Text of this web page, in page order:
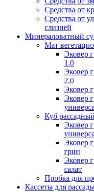
Средства от
Средства от
слизней
Минераловатный
Мат
Эковер
1.0
Эковер
2.0
Эковер
Эковер
Куб рассадный
Эковер
Эковер
грин
Эковер
салат
Пробка для
Кассеты для